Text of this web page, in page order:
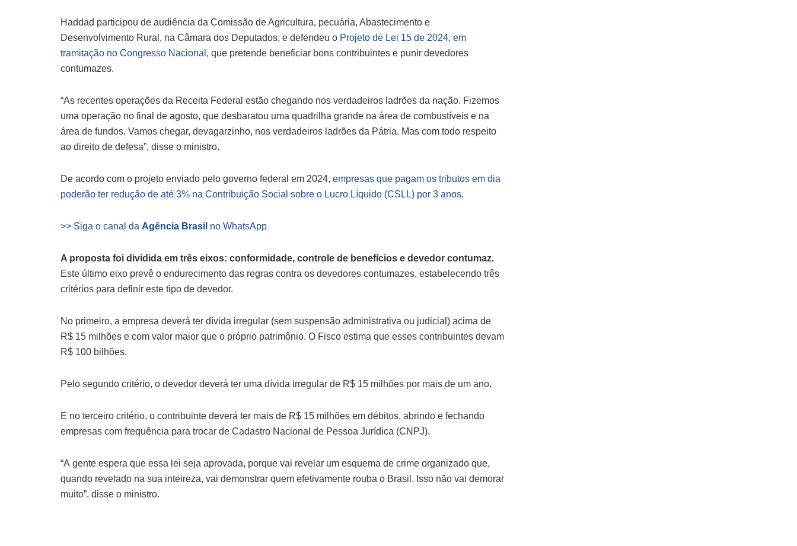
Haddad participou de audiência da Comissão de Agricultura, pecuária, Abastecimento e
Desenvolvimento Rural, na Câmara dos Deputados, e defendeu o Projeto de Lei 15 de 2024, em
tramitação no Congresso Nacional , que pretende beneficiar bons contribuintes e punir devedores
contumazes.
“As recentes operações da Receita Federal estão chegando nos verdadeiros ladrões da nação. Fizemos
uma operação no final de agosto, que desbaratou uma quadrilha grande na área de combustíveis e na
área de fundos. Vamos chegar, devagarzinho, nos verdadeiros ladrões da Pátria. Mas com todo respeito
ao direito de defesa”, disse o ministro.
De acordo com o projeto enviado pelo governo federal em 2024, empresas que pagam os tributos em dia
poderão ter redução de até 3% na Contribuição Social sobre o Lucro Líquido (CSLL) por 3 anos.
>> Siga o canal da Agência Brasil no WhatsApp
A proposta foi dividida em três eixos: conformidade, controle de benefícios e devedor contumaz.
Este último eixo prevê o endurecimento das regras contra os devedores contumazes, estabelecendo três
critérios para definir este tipo de devedor.
No primeiro, a empresa deverá ter dívida irregular (sem suspensão administrativa ou judicial) acima de
R$ 15 milhões e com valor maior que o próprio patrimônio. O Fisco estima que esses contribuintes devam
R$ 100 bilhões.
Pelo segundo critério, o devedor deverá ter uma dívida irregular de R$ 15 milhões por mais de um ano.
E no terceiro critério, o contribuinte deverá ter mais de R$ 15 milhões em débitos, abrindo e fechando
empresas com frequência para trocar de Cadastro Nacional de Pessoa Jurídica (CNPJ).
“A gente espera que essa lei seja aprovada, porque vai revelar um esquema de crime organizado que,
quando revelado na sua inteireza, vai demonstrar quem efetivamente rouba o Brasil. Isso não vai demorar
muito”, disse o ministro.